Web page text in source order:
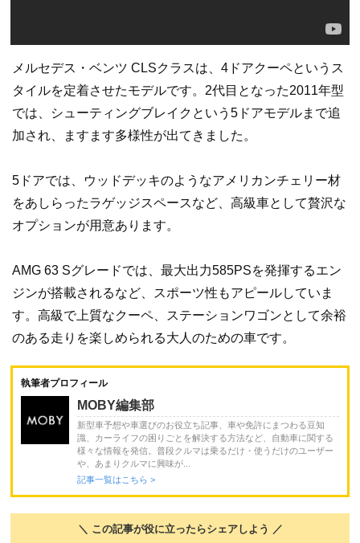
メルセデス・ベンツ CLSクラスは、4ドアクーペというス
タイルを定着させたモデルです。2代目となった2011年型
では、シューティングブレイクという5ドアモデルまで追
加され、ますます多様性が出てきました。
5ドアでは、ウッドデッキのようなアメリカンチェリー材
をあしらったラゲッジスペースなど、高級車として贅沢な
オプションが用意あります。
AMG 63 Sグレードでは、最大出力585PSを発揮するエン
ジンが搭載されるなど、スポーツ性もアピールしていま
す。高級で上質なクーペ、ステーションワゴンとして余裕
のある走りを楽しめられる大人のための車です。
執筆者プロフィール
MOBY編集部
新型車予想や車選びのお役立ち記事、車や免許にまつわる豆知
識、カーライフの困りごとを解決する方法など、自動車に関する
様々な情報を発信。普段クルマは乗るだけ・使うだけのユーザー
や、あまりクルマに興味が...
記事一覧はこちら >
＼ この記事が役に立ったらシェアしよう ／